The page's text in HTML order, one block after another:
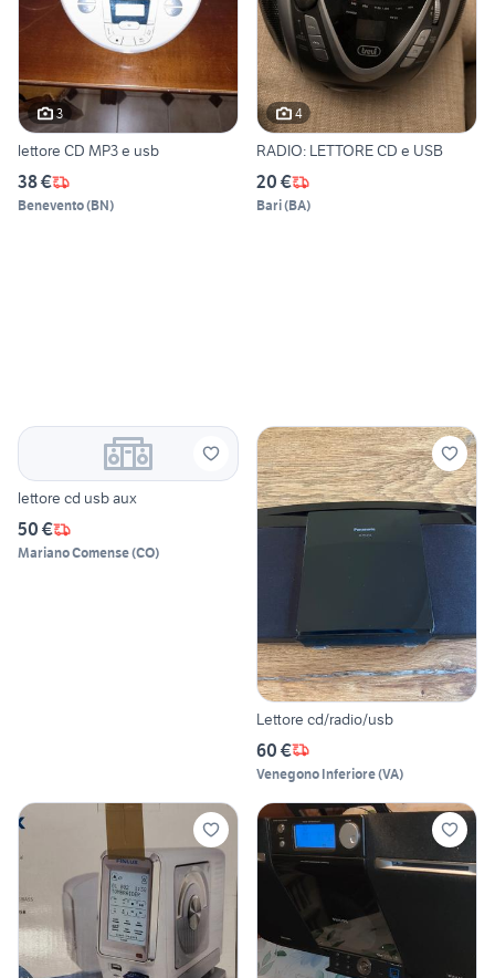
3
lettore CD MP3 e usb
38 €
Benevento(BN)
4
RADIO: LETTORE CD e USB
20 €
Bari(BA)
lettore cd usb aux
50 €
Mariano Comense(CO)
Lettore cd/radio/usb
60 €
Venegono Inferiore(VA)